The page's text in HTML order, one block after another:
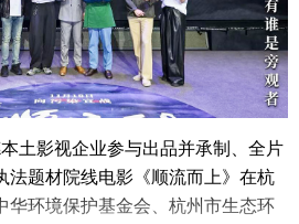
土影视企业参与出品并承制、全片
法题材院线电影《顺流而上》在杭
华环境保护基金会、杭州市生态环